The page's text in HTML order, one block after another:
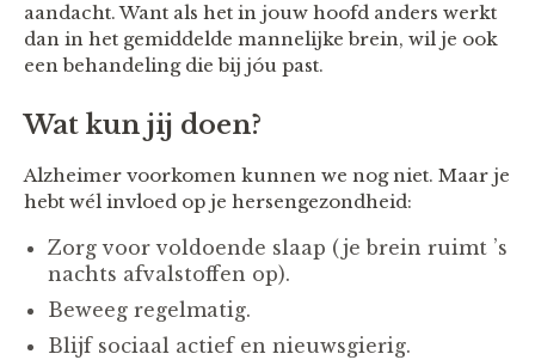
aandacht. Want als het in jouw hoofd anders werkt
dan in het gemiddelde mannelijke brein, wil je ook
een behandeling die bij jóu past.
Wat kun jij doen?
Alzheimer voorkomen kunnen we nog niet. Maar je
hebt wél invloed op je hersengezondheid:
Zorg voor voldoende slaap (je brein ruimt ’s
nachts afvalstoffen op).
Beweeg regelmatig.
Blijf sociaal actief en nieuwsgierig.